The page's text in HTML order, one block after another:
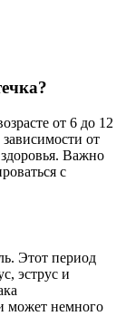
от 6 до 12
от
Важно
с
Этот период
эструс и
может немного